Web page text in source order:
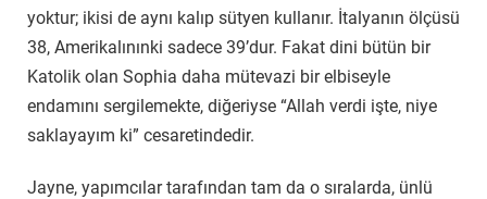
yoktur; ikisi de aynı kalıp sütyen kullanır. İtalyanın ölçüsü
38, Amerikalınınki sadece 39’dur. Fakat dini bütün bir
Katolik olan Sophia daha mütevazi bir elbiseyle
endamını sergilemekte, diğeriyse “Allah verdi işte, niye
saklayayım ki” cesaretindedir.
Jayne, yapımcılar tarafından tam da o sıralarda, ünlü